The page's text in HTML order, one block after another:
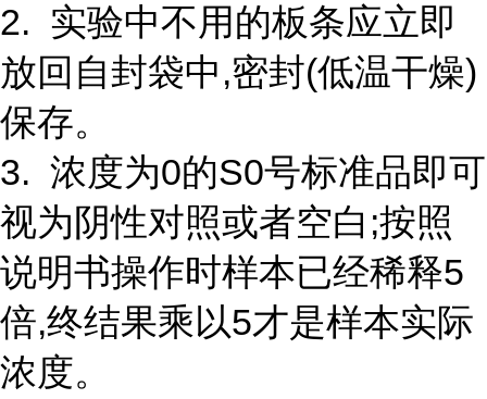
2. 实验中不用的板条应立即
放回自封袋中,密封(低温干燥)
保存。
3. 浓度为0的S0号标准品即可
视为阴性对照或者空白;按照
说明书操作时样本已经稀释5
倍,终结果乘以5才是样本实际
浓度。